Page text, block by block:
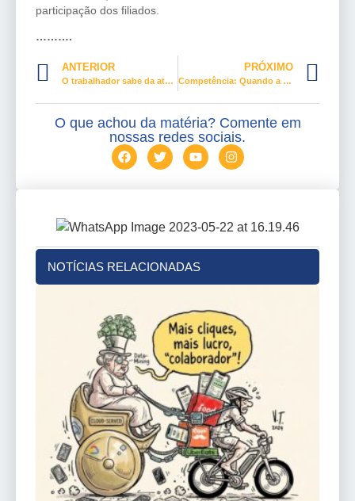
participação dos filiados.
……….
ANTERIOR
O trabalhador sabe da atuação sindical?
PRÓXIMO
Competência: Quando a idade não define o valor
O que achou da matéria? Comente em
nossas redes sociais.
NOTÍCIAS RELACIONADAS